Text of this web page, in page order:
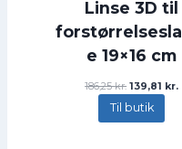
0
,
7
5
k
r
Linse 3D til
e 19×16 cm
186,25kr. D
139,81 kr.D
Til butik